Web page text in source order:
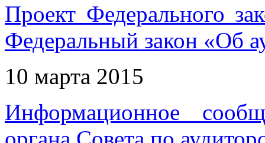
Проект Федерального
Федеральный закон «Об
10 марта 2015
Информационное